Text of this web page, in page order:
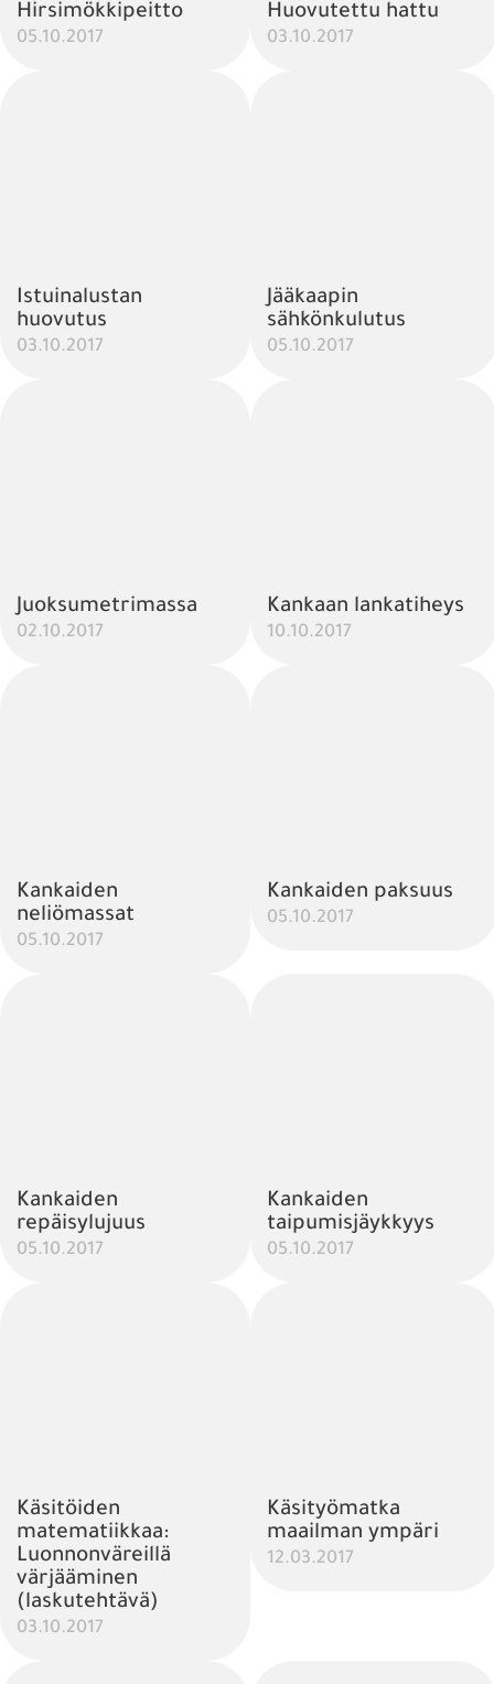
Hirsimökkipeitto
05.10.2017
Huovutettu hattu
03.10.2017
Istuinalustan
huovutus
03.10.2017
Jääkaapin
sähkönkulutus
05.10.2017
Juoksumetrimassa
02.10.2017
Kankaan lankatiheys
10.10.2017
Kankaiden
neliömassat
05.10.2017
Kankaiden paksuus
05.10.2017
Kankaiden
repäisylujuus
05.10.2017
Kankaiden
taipumisjäykkyys
05.10.2017
Käsitöiden
matematiikkaa:
Luonnonväreillä
värjääminen
(laskutehtävä)
03.10.2017
Käsityömatka
maailman ympäri
12.03.2017